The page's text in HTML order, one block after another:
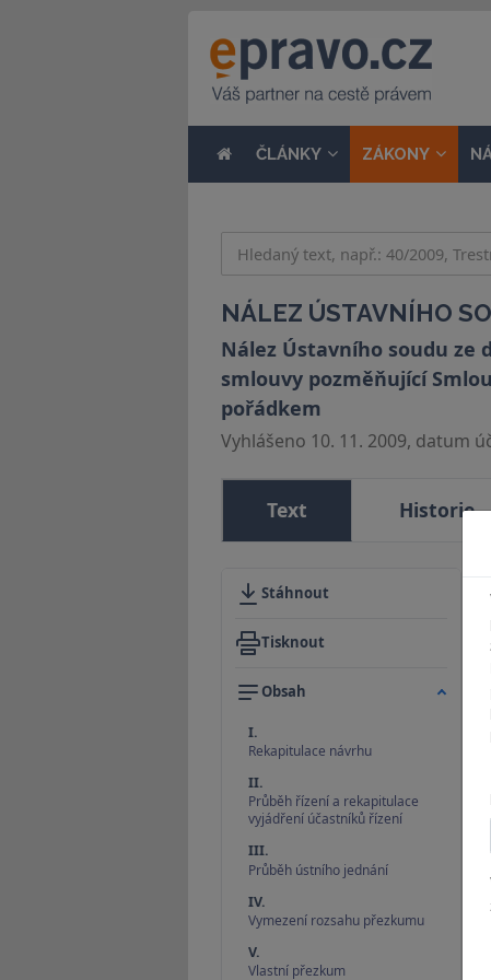
ČLÁNKY ZÁKONY
NÁLEZ ÚSTAVNÍHO
Nález Ústavního soudu ze
smlouvy pozměňující
pořádkem
Vyhlášeno 10. 11. 2009, datum
Text Historie
Stáhnout
Tisknout
Obsah
I.
Rekapitulace návrhu
II.
Průběh řízení a rekapitulace
vyjádření účastníků řízení
III.
Průběh ústního jednání
IV.
Vymezení rozsahu přezkumu
V.
Vlastní přezkum